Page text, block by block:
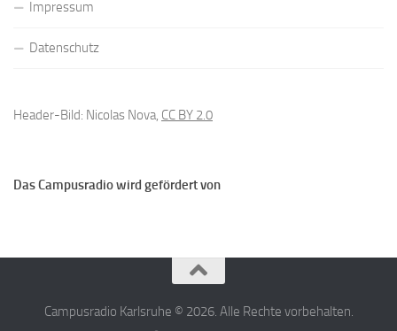
Impressum
Datenschutz
Header-Bild: Nicolas Nova, CC BY 2.0
Das Campusradio wird gefördert von
Campusradio Karlsruhe © 2026. Alle Rechte vorbehalten.